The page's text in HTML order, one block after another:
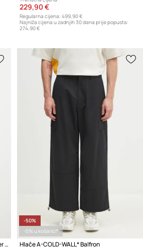
229,90 €
Regularna cijena: 499,90 €
Najniža cijena u zadnjih 30 dana prije popusta:
274,90 €
Jakna A-COLD-WALL* Shiro Hooded Puffer Jacket
-50%
-5% u košarici*
Hlače A-COLD-WALL* Balfron